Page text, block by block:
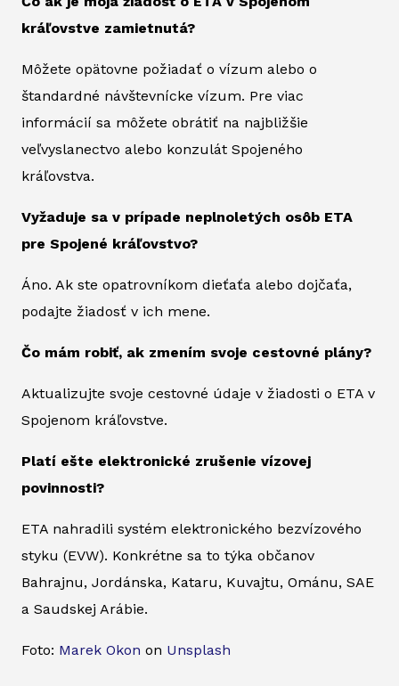
kráľovstve zamietnutá?
Môžete opätovne požiadať o vízum alebo o
štandardné návštevnícke vízum. Pre viac
informácií sa môžete obrátiť na najbližšie
veľvyslanectvo alebo konzulát Spojeného
kráľovstva.
Vyžaduje sa v prípade neplnoletých osôb ETA
pre Spojené kráľovstvo?
Áno. Ak ste opatrovníkom dieťaťa alebo dojčaťa,
podajte žiadosť v ich mene.
Čo mám robiť, ak zmením svoje cestovné plány?
Aktualizujte svoje cestovné údaje v žiadosti o ETA v
Spojenom kráľovstve.
Platí ešte elektronické zrušenie vízovej
povinnosti?
ETA nahradili systém elektronického bezvízového
styku (EVW). Konkrétne sa to týka občanov
Bahrajnu, Jordánska, Kataru, Kuvajtu, Ománu, SAE
a Saudskej Arábie.
Foto: Marek Okon on Unsplash